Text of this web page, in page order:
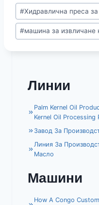
Етикети
на
публикацията:
#Хидравлична преса
#машина за извличане
Линии
Palm Kernel Oil
Kernel Oil Processing
Завод За
Линия За
Масло
Машини
How A Congo